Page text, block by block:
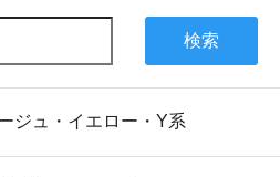
検索
ジュ・イエロー・Y系